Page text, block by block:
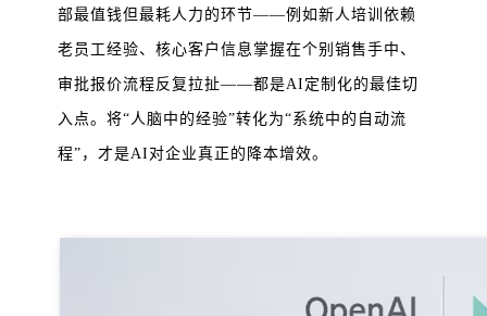
部最值钱但最耗人力的环节——例如新人培训依赖
老员工经验、核心客户信息掌握在个别销售手中、
审批报价流程反复拉扯——都是AI定制化的最佳切
入点。将“人脑中的经验”转化为“系统中的自动流
程”，才是AI对企业真正的降本增效。